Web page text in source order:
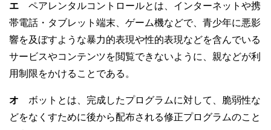
エ ペアレンタルコントロールとは、インターネットや携
帯電話・タブレット端末、ゲーム機などで、青少年に悪影
響を及ぼすような暴力的表現や性的表現などを含んでいる
サービスやコンテンツを閲覧できないように、親などが利
用制限をかけることである。
オ ボットとは、完成したプログラムに対して、脆弱性な
どをなくすために後から配布される修正プログラムのこと